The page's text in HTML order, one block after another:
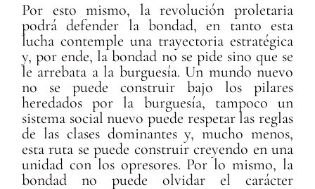
Por esto mismo, la revolución proletaria
podrá defender la bondad, en tanto esta
lucha contemple una trayectoria estratégica
y, por ende, la bondad no se pide sino que se
le arrebata a la burguesía. Un mundo nuevo
no se puede construir bajo los pilares
heredados por la burguesía, tampoco un
sistema social nuevo puede respetar las reglas
de las clases dominantes y, mucho menos,
esta ruta se puede construir creyendo en una
unidad con los opresores. Por lo mismo, la
bondad no puede olvidar el carácter